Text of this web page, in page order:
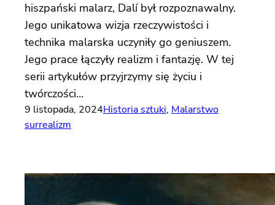
hiszpański malarz, Dalí był rozpoznawalny.
Jego unikatowa wizja rzeczywistości i
technika malarska uczyniły go geniuszem.
Jego prace łączyły realizm i fantazję. W tej
serii artykułów przyjrzymy się życiu i
twórczości…
9 listopada, 2024Historia sztuki, Malarstwo
surrealizm